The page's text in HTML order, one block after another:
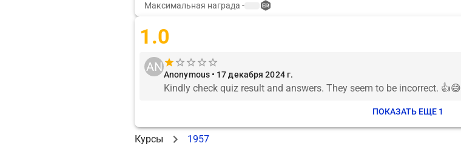
Максимальная награда -
1.0
AN
Anonymous • 17 декабря 2024 г.
Kindly check quiz result and answers. They seem to be incorrect. 👍😅
ПОКАЗАТЬ ЕЩЕ 1
Курсы 1957